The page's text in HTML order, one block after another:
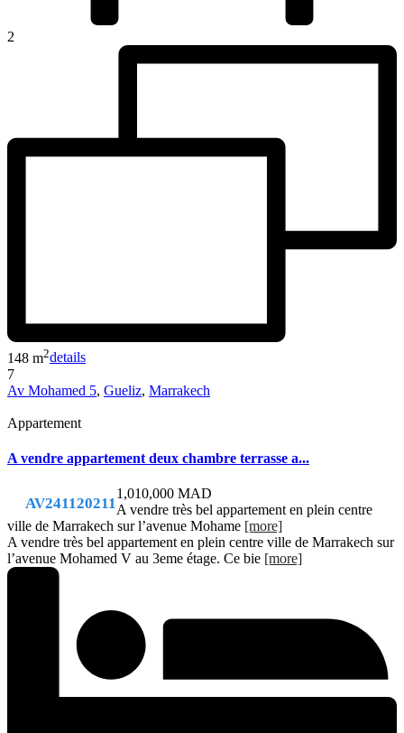
2
148 m2details
7
Av Mohamed 5, Gueliz, Marrakech
Appartement
A vendre appartement deux chambre terrasse a...
AV241120211
1,010,000 MAD
A vendre très bel appartement en plein centre
ville de Marrakech sur l’avenue Mohame [more]
A vendre très bel appartement en plein centre ville de Marrakech sur
l’avenue Mohamed V au 3eme étage. Ce bie [more]